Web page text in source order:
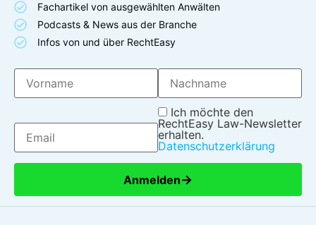
Fachartikel von ausgewählten Anwälten
Podcasts & News aus der Branche
Infos von und über RechtEasy
Ich möchte den
RechtEasy Law-Newsletter
erhalten.
Datenschutzerklärung
Anmelden→